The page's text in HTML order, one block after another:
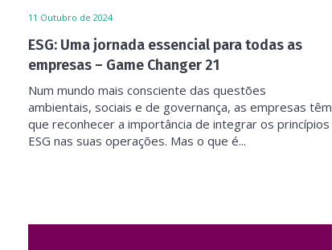
11 Outubro de 2024
ESG: Uma jornada essencial para todas as
empresas – Game Changer 21
Num mundo mais consciente das questões
ambientais, sociais e de governança, as empresas têm
que reconhecer a importância de integrar os princípios
ESG nas suas operações. Mas o que é...